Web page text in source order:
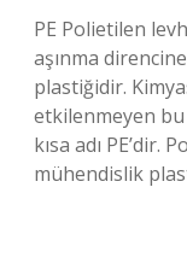
PE Polietilen
aşınma
plastiğidir.
etkilenmeyen
kısa adı
mühendislik